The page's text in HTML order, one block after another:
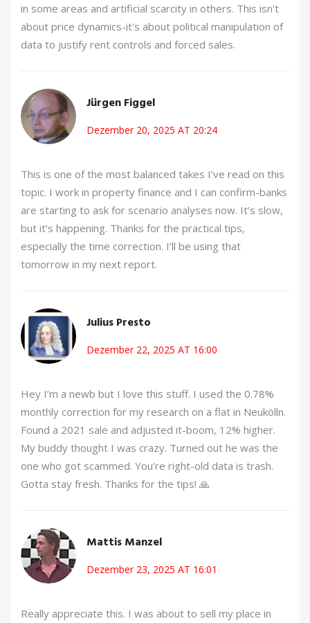
in some areas and artificial scarcity in others. This isn't
about price dynamics-it's about political manipulation of
data to justify rent controls and forced sales.
Jürgen Figgel
Dezember 20, 2025 AT 20:24
This is one of the most balanced takes I’ve read on this
topic. I work in property finance and I can confirm-banks
are starting to ask for scenario analyses now. It’s slow,
but it’s happening. Thanks for the practical tips,
especially the time correction. I’ll be using that
tomorrow in my next report.
Julius Presto
Dezember 22, 2025 AT 16:00
Hey I’m a newb but I love this stuff. I used the 0.78%
monthly correction for my research on a flat in Neukölln.
Found a 2021 sale and adjusted it-boom, 12% higher.
My buddy thought I was crazy. Turned out he was the
one who got scammed. You’re right-old data is trash.
Gotta stay fresh. Thanks for the tips! 🙏
Mattis Manzel
Dezember 23, 2025 AT 16:01
Really appreciate this. I was about to sell my place in